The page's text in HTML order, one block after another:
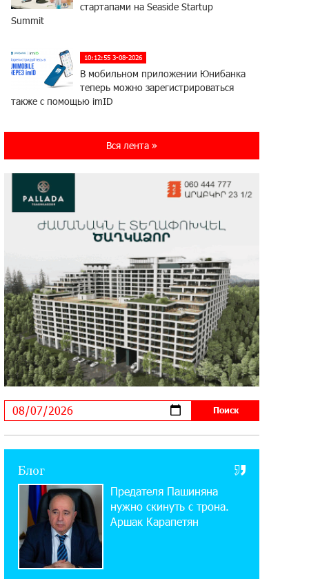
стартапами на Seaside Startup
Summit
10:12:55 3-08-2026
В мобильном приложении Юнибанка
теперь можно зарегистрироваться
также с помощью imID
кибератаках на школьников
11:21:15 31-07-2026
ЕАЭС со временем будет
поймёт и рядовой армянин, но будет уже поздно
11:03:52 31-07-2026
Если Израиль использует тему
Геноцида армян против Эрдогана,
то что для него значит сам Геноцид?
17:16:14 30-07-2026
— до 10% годовых и оформление в
мобильном приложении
Платформа Rate.Trading на Seaside
Startup Summit: IDBank представил
инновационное решение
14:44:13 29-07-2026
Состоялось открытие Khachaturian
Rooftop при поддержке IDBank
Вся лента »
Блог
Предателя Пашиняна
нужно скинуть с трона.
Аршак Карапетян